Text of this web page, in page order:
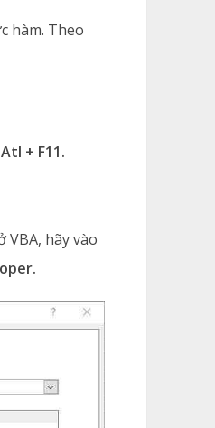
hàm. Theo
Atl + F11.
hãy vào